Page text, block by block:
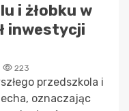
i żłobku w
inwestycji
223
przedszkola i
oznaczając